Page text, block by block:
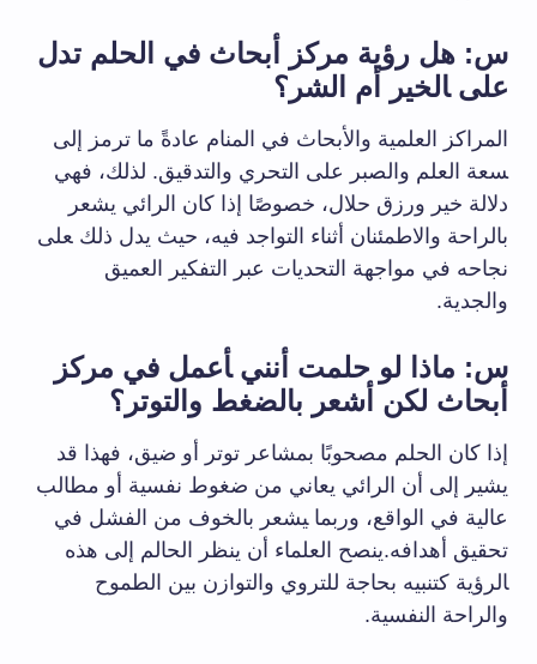
س: هل رؤية مركز أبحاث⁢ في الحلم تدل
على ‍الخير أم الشر؟
المراكز العلمية‍ والأبحاث في المنام عادةً ما ترمز إلى
‍سعة العلم ‌والصبر على التحري والتدقيق.⁢ لذلك، فهي
دلالة خير ورزق ⁣حلال، ​خصوصًا إذا كان الرائي يشعر
بالراحة⁢ والاطمئنان أثناء التواجد فيه، حيث يدل ذلك ‍على
نجاحه في مواجهة التحديات عبر التفكير ‌العميق
والجدية.
س: ماذا لو⁢ حلمت أنني ‍أعمل في مركز
أبحاث لكن أشعر بالضغط والتوتر؟
إذا كان الحلم مصحوبًا بمشاعر​ توتر أو ضيق، فهذا قد
يشير إلى أن الرائي يعاني من⁢ ضغوط نفسية أو مطالب
عالية في الواقع، وربما ‍يشعر بالخوف من الفشل في​
تحقيق أهدافه.ينصح العلماء أن‌ ينظر الحالم إلى هذه
‍الرؤية كتنبيه بحاجة للتروي والتوازن بين الطموح
والراحة النفسية.